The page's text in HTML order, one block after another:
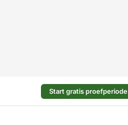
Start gratis proefperiode